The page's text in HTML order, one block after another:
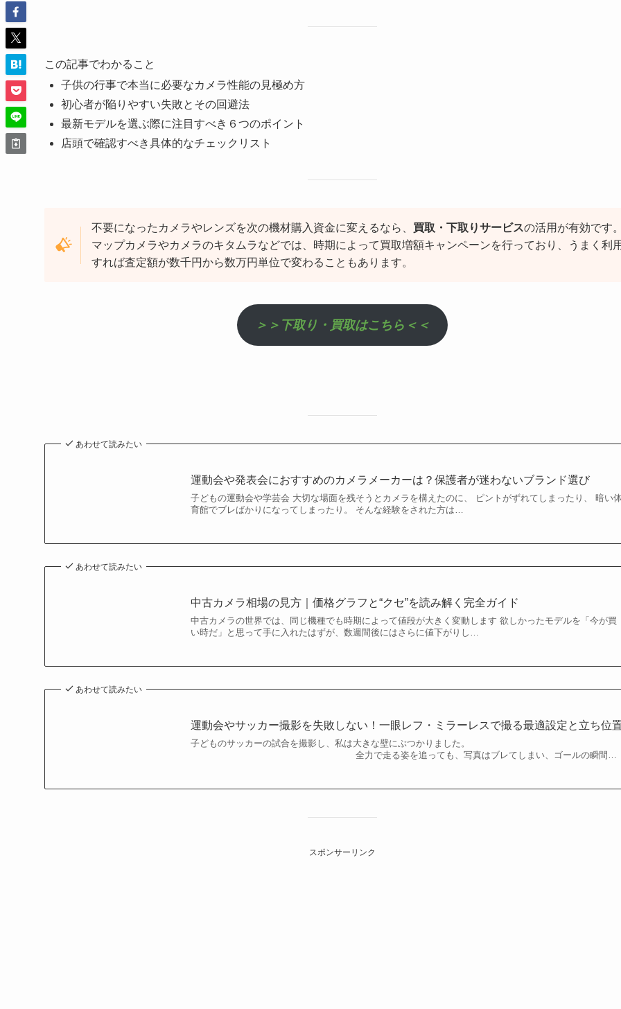
この記事でわかること
子供の行事で本当に必要なカメラ性能の見極め方
初心者が陥りやすい失敗とその回避法
最新モデルを選ぶ際に注目すべき６つのポイント
店頭で確認すべき具体的なチェックリスト
不要になったカメラやレンズを次の機材購入資金に変えるなら、 買取・下取りサービスの活用が有効です
マップカメラやカメラのキタムラなどでは、時期によって買取増額キャンペーンを行っており、うまく利
すれば査定額が数千円から数万円単位で変わることもあります。
＞＞下取り・買取はこちら＜＜
あわせて読みたい
運動会や発表会におすすめのカメラメーカーは？保護者が迷わないブランド選び
子どもの運動会や学芸会 大切な場面を残そうとカメラを構えたのに、 ピントがずれてしまったり、 暗い
育館でブレばかりになってしまったり。 そんな経験をされた方は…
あわせて読みたい
中古カメラ相場の見方｜価格グラフと“クセ”を読み解く完全ガイド
中古カメラの世界では、同じ機種でも時期によって値段が大きく変動します 欲しかったモデルを「今が買
い時だ」と思って手に入れたはずが、数週間後にはさらに値下がりし…
あわせて読みたい
運動会やサッカー撮影を失敗しない！一眼レフ・ミラーレスで撮る最適設定と立ち位
子どものサッカーの試合を撮影し、私は大きな壁にぶつかりました。
全力で走る姿を追っても、写真はブレてしまい、ゴールの瞬間…
スポンサーリンク